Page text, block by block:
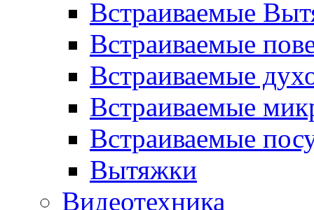
Встраиваемые
Встраиваемые
Встраиваемые
Встраиваемые
Встраиваемые
Вытяжки
Видеотехника